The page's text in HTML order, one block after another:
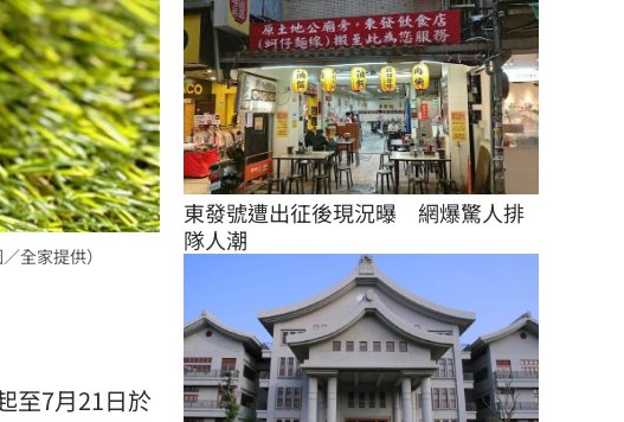
全家提供）
至7月21日於
東發號遭出征後現況曝　網爆驚人排
隊人潮